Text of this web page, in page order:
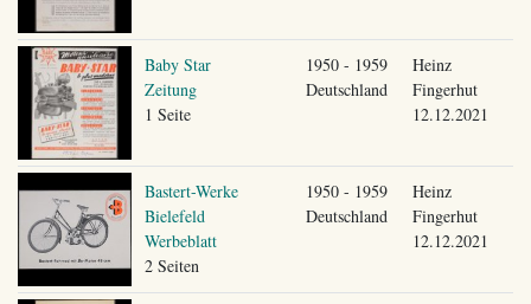
Baby Star
Zeitung
1 Seite
1950 - 1959
Deutschland
Heinz
Fingerhut
12.12.2021
Bastert-Werke
Bielefeld
Werbeblatt
2 Seiten
1950 - 1959
Deutschland
Heinz
Fingerhut
12.12.2021